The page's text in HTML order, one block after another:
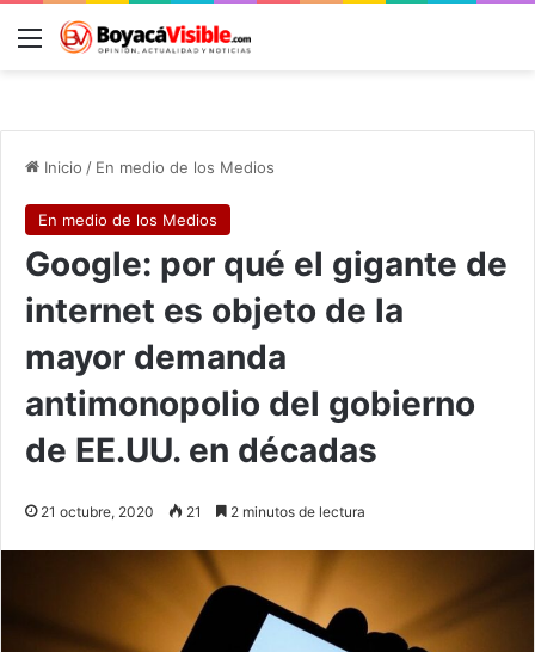
Menú
Inicio / En medio de los Medios
En medio de los Medios
Google: por qué el gigante de
internet es objeto de la
mayor demanda
antimonopolio del gobierno
de EE.UU. en décadas
21 octubre, 2020 21 2 minutos de lectura